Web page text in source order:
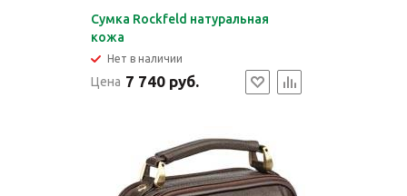
Сумка Rockfeld натуральная
кожа
Нет в наличии
Цена 7 740 руб.